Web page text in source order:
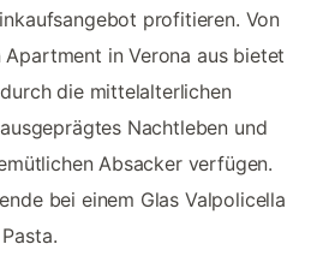
profitieren. Von
Apartment in Verona aus bietet
die mittelalterlichen
Nachtleben und
Absacker verfügen.
bei einem Glas Valpolicella